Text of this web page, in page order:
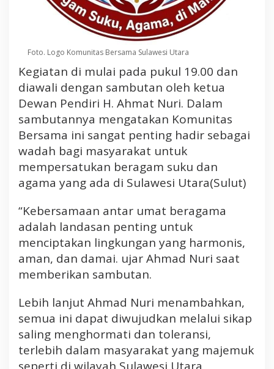
K
e
g
t
a
n
T
R
I
k
-
d
i
M
n
a
Foto. Logo Komunitas Bersama Sulawesi Utara
Kegiatan di mulai pada pukul 19.00 dan
diawali dengan sambutan oleh ketua
Dewan Pendiri H. Ahmat Nuri. Dalam
sambutannya mengatakan Komunitas
Bersama ini sangat penting hadir sebagai
wadah bagi masyarakat untuk
mempersatukan beragam suku dan
agama yang ada di Sulawesi Utara(Sulut)
“Kebersamaan antar umat beragama
adalah landasan penting untuk
menciptakan lingkungan yang harmonis,
aman, dan damai. ujar Ahmad Nuri saat
memberikan sambutan.
Lebih lanjut Ahmad Nuri menambahkan,
semua ini dapat diwujudkan melalui sikap
saling menghormati dan toleransi,
terlebih dalam masyarakat yang majemuk